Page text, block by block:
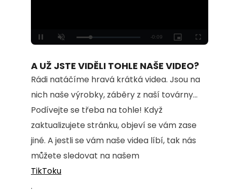
Unmute
100.00%
A UŽ JSTE VIDĚLI TOHLE NAŠE VIDEO?
Rádi natáčíme hravá krátká videa. Jsou na
nich naše výrobky, záběry z naší továrny...
Podívejte se třeba na tohle! Když
zaktualizujete stránku, objeví se vám zase
jiné. A jestli se vám naše videa líbí, tak nás
můžete sledovat na našem
TikToku
.